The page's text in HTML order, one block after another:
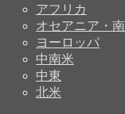
アフリカ
オセアニア・
ヨーロッパ
中南米
中東
北米